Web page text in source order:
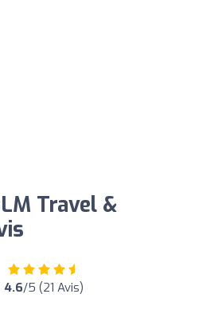
Travel &
4.6/5 (21 Avis)